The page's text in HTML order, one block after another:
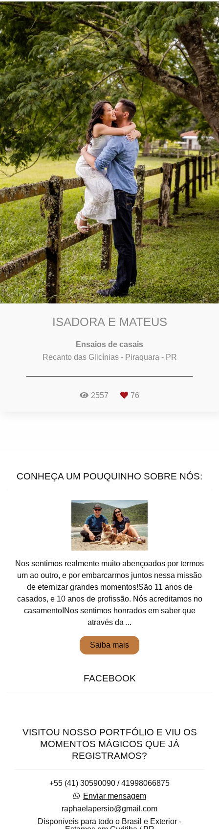
ISADORA E MATEUS
Ensaios de casais
Recanto das Glicínias - Piraquara - PR
2557 76
CONHEÇA UM POUQUINHO SOBRE NÓS:
Nos sentimos realmente muito abençoados por termos
um ao outro, e por embarcarmos juntos nessa missão
de eternizar grandes momentos!São 11 anos de
casados, e 10 anos de profissão. Nós acreditamos no
casamento!Nos sentimos honrados em saber que
através da ...
Saiba mais
FACEBOOK
VISITOU NOSSO PORTFÓLIO E VIU OS
MOMENTOS MÁGICOS QUE JÁ
REGISTRAMOS?
+55 (41) 30590090 / 41998066875
Enviar mensagem
raphaelapersio@gmail.com
Disponíveis para todo o Brasil e Exterior -